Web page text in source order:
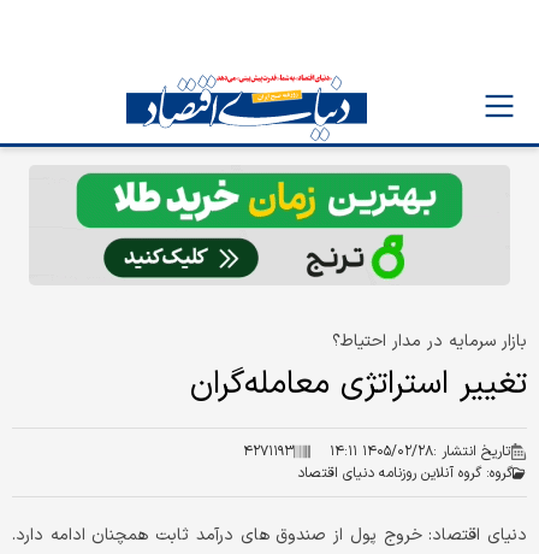
بازار سرمایه در مدار احتیاط؟
تغییر استراتژی معامله‌گران
تاریخ انتشار :۱۴۰۵/۰۲/۲۸ ۱۴:۱۱
۴۲۷۱۱۹۳
گروه: گروه آنلاین روزنامه دنیای اقتصاد
دنیای اقتصاد: خروج پول از صندوق های درآمد ثابت همچنان ادامه دارد.